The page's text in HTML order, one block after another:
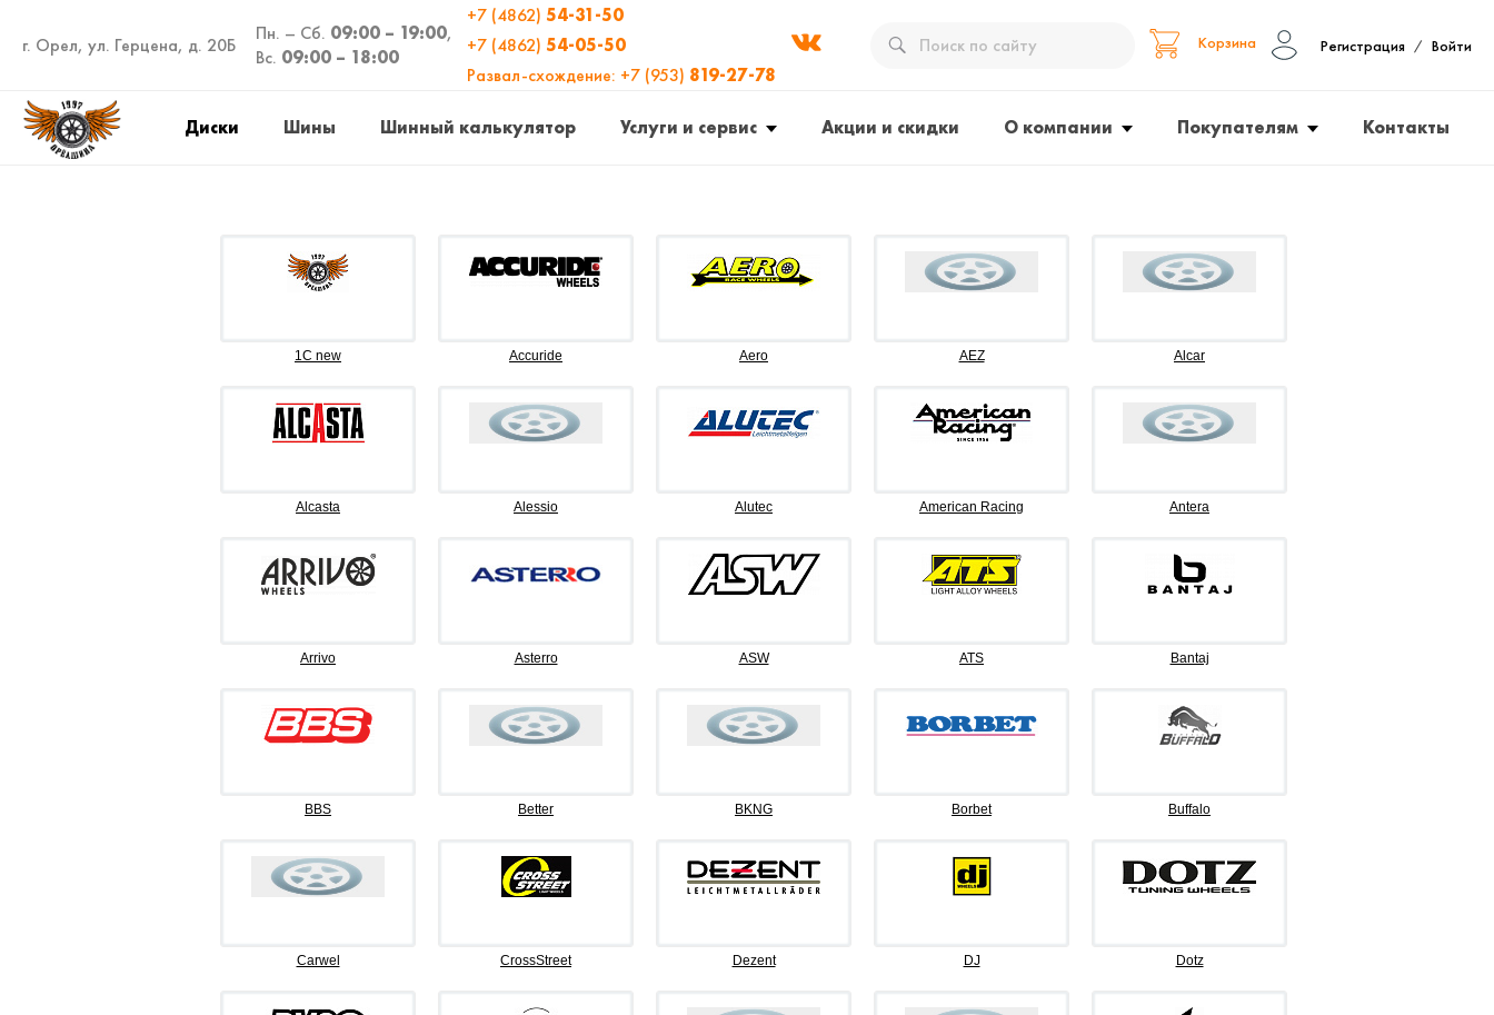
г. Орел, ул. Герцена, д. 20Б
Пн. – Сб. 09:00 – 19:00,
Вс. 09:00 – 18:00
+7 (4862) 54-31-50
+7 (4862) 54-05-50
Развал-схождение: +7 (953) 819-27-78
Корзина Регистрация / Войти
Диски Шины Шинный калькулятор Услуги и сервис Акции и скидки О компании Покупателям Контакты
1C new Accuride Aero AEZ Alcar
Alcasta Alessio Alutec American Racing Antera
Arrivo Asterro ASW ATS Bantaj
BBS Better BKNG Borbet Buffalo
Carwel CrossStreet Dezent DJ Dotz